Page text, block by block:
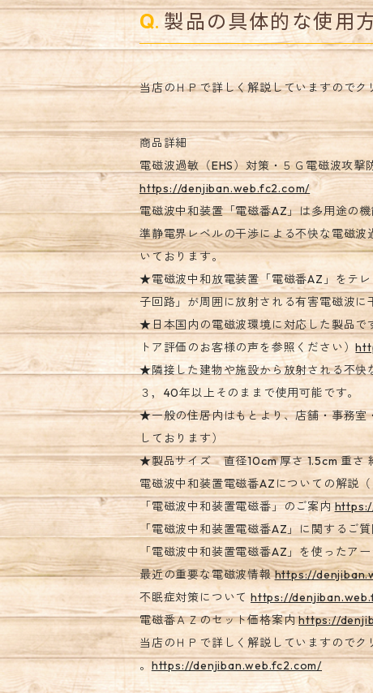
製品の具体的な使用
当店のＨＰで詳しく解説していますので
商品詳細
電磁波過敏（EHS）対策・５Ｇ電磁波攻
https://denjiban.web.fc2.com/
電磁波中和装置「電磁番AZ」は多用途の
準静電界レベルの干渉による不快な電磁
いております。
★電磁波中和放電装置「電磁番AZ」をテ
子回路」が周囲に放射される有害電磁波
★日本国内の電磁波環境に対応した製品で
トア評価のお客様の声を参照ください）
★隣接した建物や施設から放射される不快
３，40年以上そのままで使用可能です。
★一般の住居内はもとより、店舗・事務室
しております）
★製品サイズ 直径10cm 厚さ 1.5cm 重さ
電磁波中和装置電磁番AZについての解説
「電磁波中和装置電磁番」のご案内
「電磁波中和装置電磁番AZ」に関するご
「電磁波中和装置電磁番AZ」を使ったア
最近の重要な電磁波情報https://
不眠症対策について https://
電磁番ＡＺのセット価格案内https://
当店のＨＰで詳しく解説していますので
。https://denjiban.web.fc2.com/